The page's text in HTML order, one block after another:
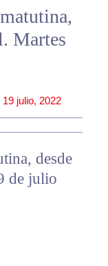
Martes
19 julio, 2022
desde
de julio